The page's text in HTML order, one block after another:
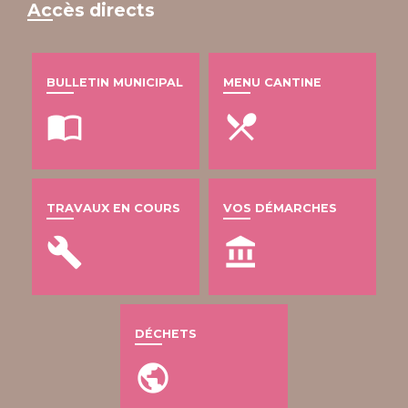
Accès directs
BULLETIN MUNICIPAL
import_contacts
MENU CANTINE
local_dining
TRAVAUX EN COURS
build
VOS DÉMARCHES
account_balance
DÉCHETS
public